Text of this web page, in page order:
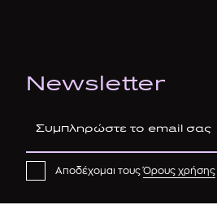
Newsletter
Αποδέχομαι τουςΌρους χρήσης